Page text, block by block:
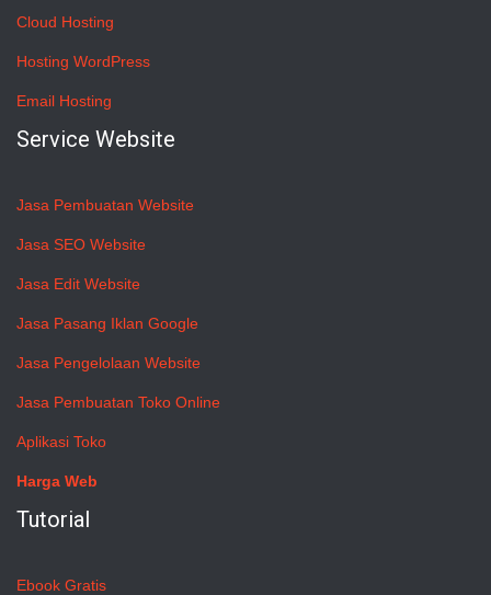
Cloud Hosting
Hosting WordPress
Email Hosting
Service Website
Jasa Pembuatan Website
Jasa SEO Website
Jasa Edit Website
Jasa Pasang Iklan Google
Jasa Pengelolaan Website
Jasa Pembuatan Toko Online
Aplikasi Toko
Harga Web
Tutorial
Ebook Gratis